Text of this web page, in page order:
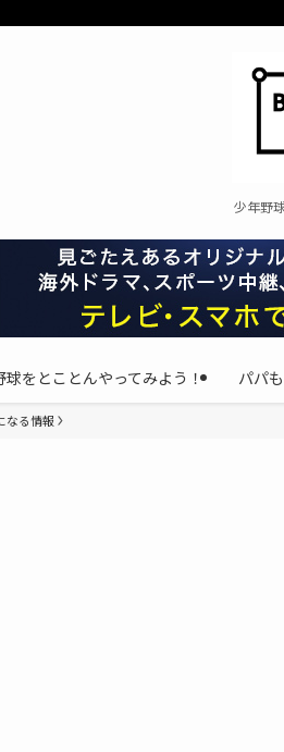
少年野
球をとことんやってみよう！ パパ
なる情報